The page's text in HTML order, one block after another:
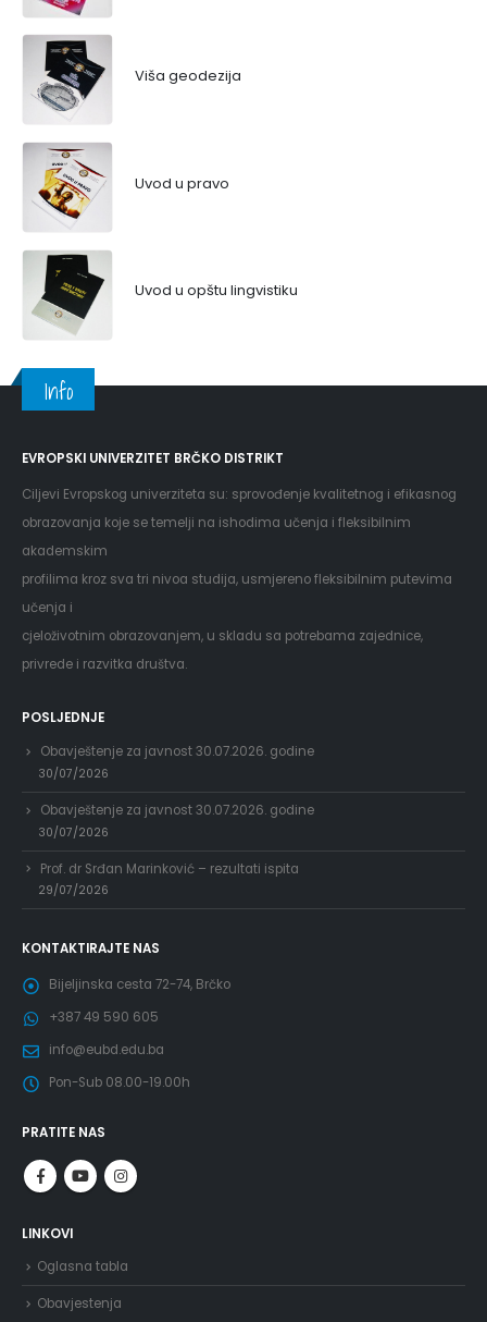
Viša geodezija
Uvod u pravo
Uvod u opštu lingvistiku
Info
EVROPSKI UNIVERZITET BRČKO DISTRIKT
Ciljevi Evropskog univerziteta su: sprovođenje kvalitetnog i efikasnog
obrazovanja koje se temelji na ishodima učenja i fleksibilnim
akademskim
profilima kroz sva tri nivoa studija, usmjereno fleksibilnim putevima
učenja i
cjeloživotnim obrazovanjem, u skladu sa potrebama zajednice,
privrede i razvitka društva.
POSLJEDNJE
Obavještenje za javnost 30.07.2026. godine
30/07/2026
Obavještenje za javnost 30.07.2026. godine
30/07/2026
Prof. dr Srđan Marinković – rezultati ispita
29/07/2026
KONTAKTIRAJTE NAS
Bijeljinska cesta 72-74, Brčko
+387 49 590 605
info@eubd.edu.ba
Pon-Sub 08.00-19.00h
PRATITE NAS
LINKOVI
Oglasna tabla
Obavjestenja